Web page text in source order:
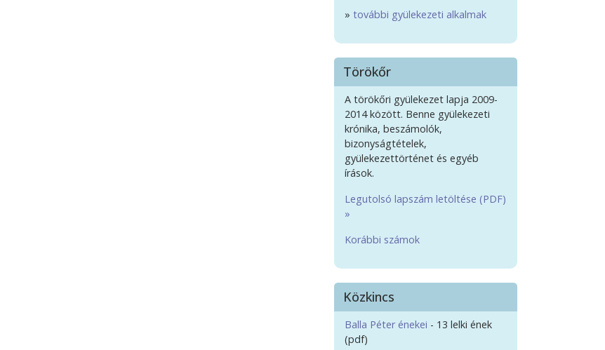
» további gyülekezeti alkalmak
Törökőr
A törökőri gyülekezet lapja 2009-
2014 között. Benne gyülekezeti
krónika, beszámolók,
bizonyságtételek,
gyülekezettörténet és egyéb
írások.
Legutolsó lapszám letöltése (PDF)
»
Korábbi számok
Közkincs
Balla Péter énekei - 13 lelki ének
(pdf)